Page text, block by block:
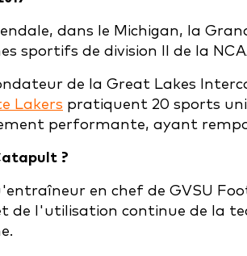
dans le Michigan, la
sportifs de division II de la
de la Great Lakes
Lakers pratiquent 20 sports
performante, ayant
?
en chef de GVSU
de l'utilisation continue de la